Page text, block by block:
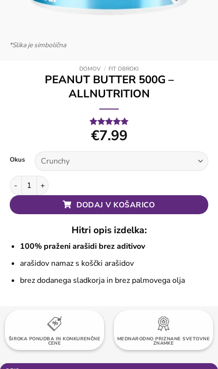
*Slika je simbolična
DOMOV / FIT OBROKI
PEANUT BUTTER 500G –
ALLNUTRITION
Ocenjeno z
5od 5 na
1
€7.99
Okus
Peanut Butter 500g - Allnutrition količina
DODAJ V KOŠARICO
Hitri opis izdelka:
100% praženi arašidi brez aditivov
arašidov namaz s koščki arašidov
brez dodanega sladkorja in brez palmovega olja
TOČKE ZVESTOBE OB VSAKEM NAKUPU BREZPLAČNA DOSTAVA NAD 60 EUR
ŠIROKA PONUDBA IN KONKURENČNE
CENE
MEDNARODNO PRIZNANE SVETOVNE
ZNAMKE